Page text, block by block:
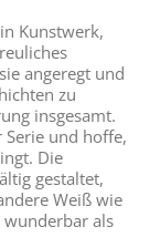
Kunstwerk,
angeregt und
zu
insgesamt.
Serie und hoffe,
Die
gestaltet,
Weiß wie
als